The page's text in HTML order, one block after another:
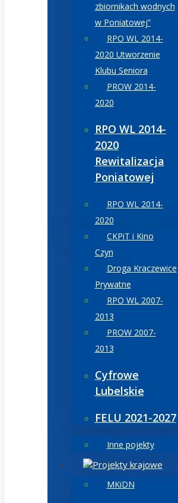
zbiornikach wodnych
w Poniatowej”
RPO WL 2014-
2020 Utworzenie
Klubu Seniora
PROW 2014-
2020
RPO WL 2014-
2020
Rewitalizacja
Poniatowej
RPO WL 2014-
2020
CKPiT i Kino
Czyn
Droga Kraczewice
Prywatne
RPO WL 2007-
2013
PROW 2007-
2013
Cyfrowe
Lubelskie
FELU 2021-2027
Inne pojekty
Projekty krajowe
MKiDN